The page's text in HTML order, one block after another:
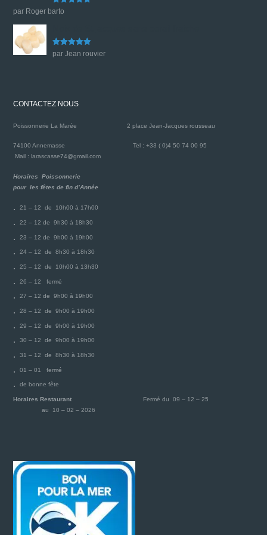
Note
par Roger barto
Note5sur
5
par Jean rouvier
CONTACTEZ NOUS
Poissonnerie La Marée2 place Jean-Jacques rousseau
74100 AnnemasseTel : +33 ( 0)4 50 74 00 95
Mail : larascasse74@gmail.com
Horaires Poissonnerie
pour les fêtes de fin d’Année
21 – 12 de 10h00 à 17h00
22 – 12 de 9h30 à 18h30
23 – 12 de 9h00 à 19h00
24 – 12 de 8h30 à 18h30
25 – 12 de 10h00 à 13h30
26 – 12 fermé
27 – 12 de 9h00 à 19h00
28 – 12 de 9h00 à 19h00
29 – 12 de 9h00 à 19h00
30 – 12 de 9h00 à 19h00
31 – 12 de 8h30 à 18h30
01 – 01 fermé
de bonne fête
Horaires Restaurant Fermé du 09 – 12 – 25
au 10 – 02 – 2026